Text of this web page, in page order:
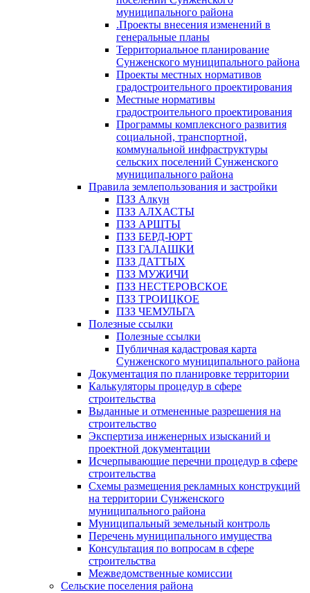
муниципального района
.Проекты внесения изменений в
генеральные планы
Территориальное планирование
Сунженского муниципального района
Проекты местных нормативов
градостроительного проектирования
Местные нормативы
градостроительного проектирования
Программы комплексного развития
социальной, транспортной,
коммунальной инфраструктуры
сельских поселений Сунженского
муниципального района
Правила землепользования и застройки
ПЗЗ Алкун
ПЗЗ АЛХАСТЫ
ПЗЗ АРШТЫ
ПЗЗ БЕРД-ЮРТ
ПЗЗ ГАЛАШКИ
ПЗЗ ДАТТЫХ
ПЗЗ МУЖИЧИ
ПЗЗ НЕСТЕРОВСКОЕ
ПЗЗ ТРОИЦКОЕ
ПЗЗ ЧЕМУЛЬГА
Полезные ссылки
Полезные ссылки
Публичная кадастровая карта
Сунженского муниципального района
Документация по планировке территории
Калькуляторы процедур в сфере
строительства
Выданные и отмененные разрешения на
строительство
Экспертиза инженерных изысканий и
проектной документации
Исчерпывающие перечни процедур в сфере
строительства
Схемы размещения рекламных конструкций
на территории Сунженского
муниципального района
Муниципальный земельный контроль
Перечень муниципального имущества
Консультация по вопросам в сфере
строительства
Межведомственные комиссии
Сельские поселения района